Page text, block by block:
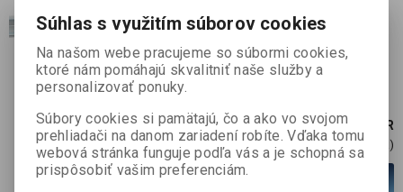
240W, 24V DC
informujte sa
120,42 EUR
97,90 EUR (Cena)
Súhlas s využitím súborov cookies
Na našom webe pracujeme so súbormi cookies,
ktoré nám pomáhajú skvalitniť naše služby a
personalizovať ponuky.
Súbory cookies si pamätajú, čo a ako vo svojom
prehliadači na danom zariadení robíte. Vďaka tomu
webová stránka funguje podľa vás a je schopná sa
prispôsobiť vašim preferenciám.